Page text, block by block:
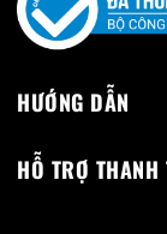
HƯỚNG DẪN
HỖ TRỢ THANH